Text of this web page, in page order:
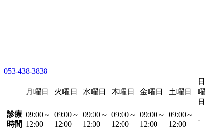
053-438-3838
月曜日 火曜日 水曜日 木曜日 金曜日 土曜日
日
曜
日
診療
時間
09:00～
12:00
09:00～
12:00
09:00～
12:00
09:00～
12:00
09:00～
12:00
09:00～
12:00
-